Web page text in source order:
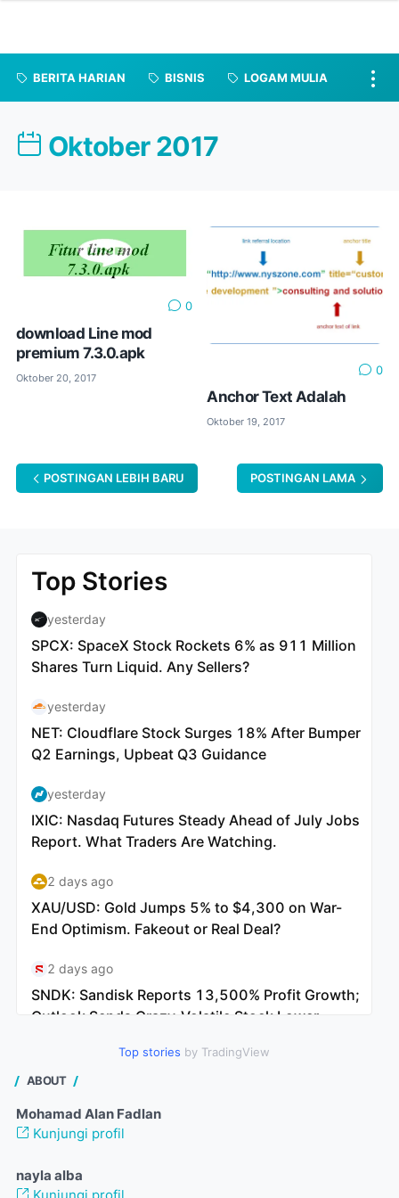
BERITA HARIAN BISNIS LOGAM MULIA
Oktober 2017
0
download Line mod
premium 7.3.0.apk
Oktober 20, 2017
0
Anchor Text Adalah
Oktober 19, 2017
POSTINGAN LEBIH BARU POSTINGAN LAMA
Top stories by TradingView
ABOUT
Mohamad Alan Fadlan
Kunjungi profil
nayla alba